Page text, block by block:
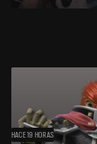
HACE 19 HORAS